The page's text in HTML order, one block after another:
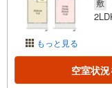
もっと見る
敷
空室状